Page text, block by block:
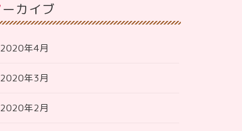
アーカイブ
2020年4月
2020年3月
2020年2月